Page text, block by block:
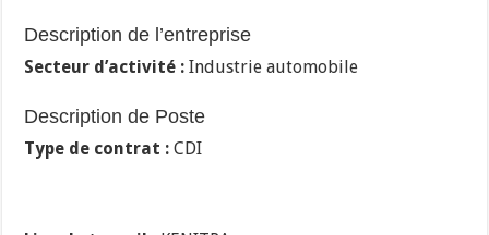
Description de l’entreprise
Secteur d’activité : Industrie automobile
Description de Poste
Type de contrat :CDI